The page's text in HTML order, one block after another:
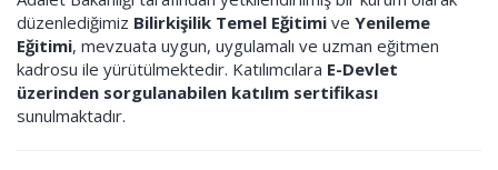
düzenlediğimiz Bilirkişilik Temel Eğitimi ve Yenileme
Eğitimi, mevzuata uygun, uygulamalı ve uzman eğitmen
kadrosu ile yürütülmektedir. Katılımcılara E-Devlet
üzerinden sorgulanabilen katılım sertifikası
sunulmaktadır.